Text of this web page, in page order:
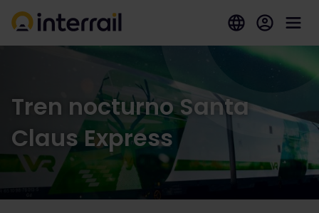
Tren nocturno Santa
Claus Express